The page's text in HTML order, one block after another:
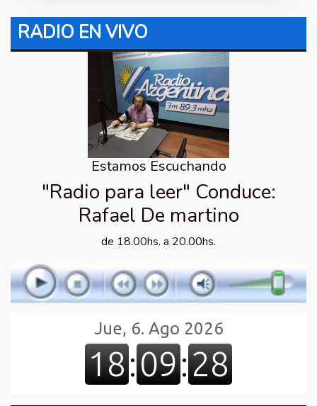
RADIO EN VIVO
Estamos Escuchando
"Radio para leer" Conduce:
Rafael De martino
de 18.00hs. a 20.00hs.